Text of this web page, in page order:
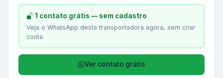
1 contato grátis — sem cadastro
Veja o WhatsApp desta transportadora agora, sem criar
conta.
Ver contato grátis